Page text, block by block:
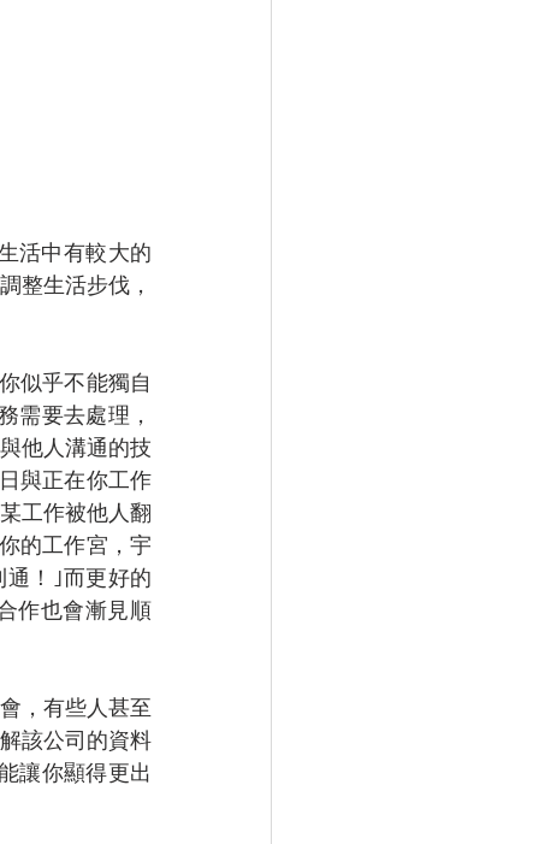
活中有較大的
整生活步伐，
似乎不能獨自
需要去處理，
他人溝通的技
與正在你工作
工作被他人翻
的工作宮，宇
！｣而更好的
作也會漸見順
，有些人甚至
該公司的資料
讓你顯得更出